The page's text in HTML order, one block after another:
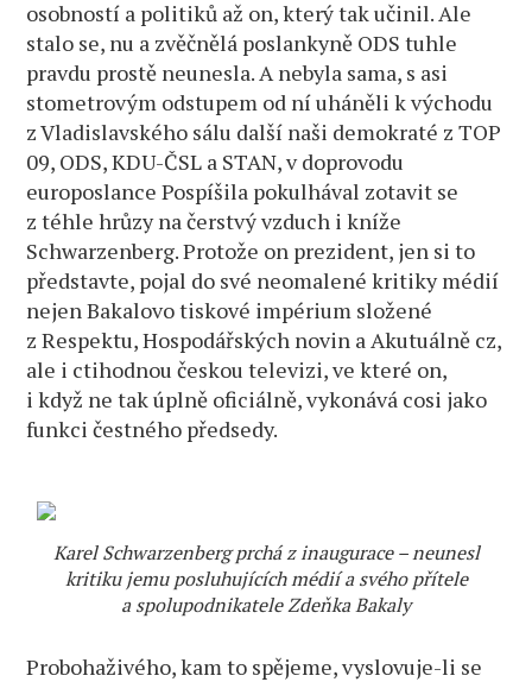
osobností a politiků až on, který tak učinil. Ale
stalo se, nu a zvěčnělá poslankyně ODS tuhle
pravdu prostě neunesla. A nebyla sama, s asi
stometrovým odstupem od ní uháněli k východu
z Vladislavského sálu další naši demokraté z TOP
09, ODS, KDU-ČSL a STAN, v doprovodu
europoslance Pospíšila pokulhával zotavit se
z téhle hrůzy na čerstvý vzduch i kníže
Schwarzenberg. Protože on prezident, jen si to
představte, pojal do své neomalené kritiky médií
nejen Bakalovo tiskové impérium složené
z Respektu, Hospodářských novin a Akutuálně cz,
ale i ctihodnou českou televizi, ve které on,
i když ne tak úplně oficiálně, vykonává cosi jako
funkci čestného předsedy.
Karel Schwarzenberg prchá z inaugurace – neunesl
kritiku jemu posluhujících médií a svého přítele
a spolupodnikatele Zdeňka Bakaly
Probohaživého, kam to spějeme, vyslovuje-li se